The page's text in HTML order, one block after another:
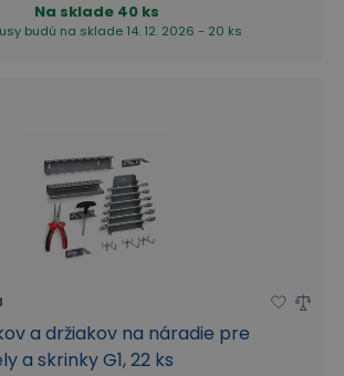
Na sklade 40 ks
budú na sklade 14. 12. 2026 - 20 ks
a držiakov na náradie pre
a skrinky G1, 22 ks